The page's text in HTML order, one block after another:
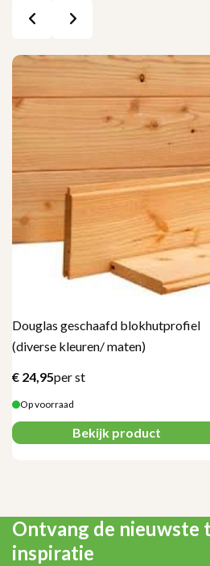
Douglas geschaafd blokhutprofiel
(diverse kleuren/ maten)
€ 24,95per st
Op voorraad
Bekijk product
Ontvang de nieuwste
inspiratie